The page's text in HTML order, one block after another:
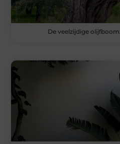
De veelzijdige